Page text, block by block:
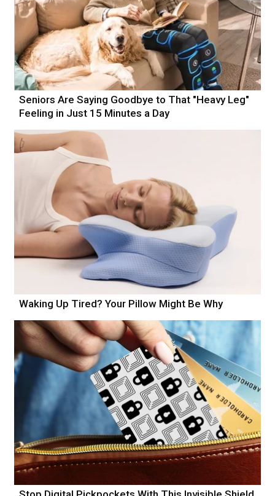
Seniors Are Saying Goodbye to That "Heavy Leg"
Feeling in Just 15 Minutes a Day
Waking Up Tired? Your Pillow Might Be Why